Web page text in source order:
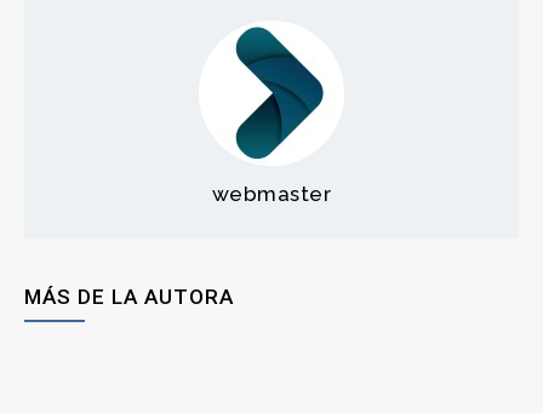
webmaster
MÁS DE LA AUTORA